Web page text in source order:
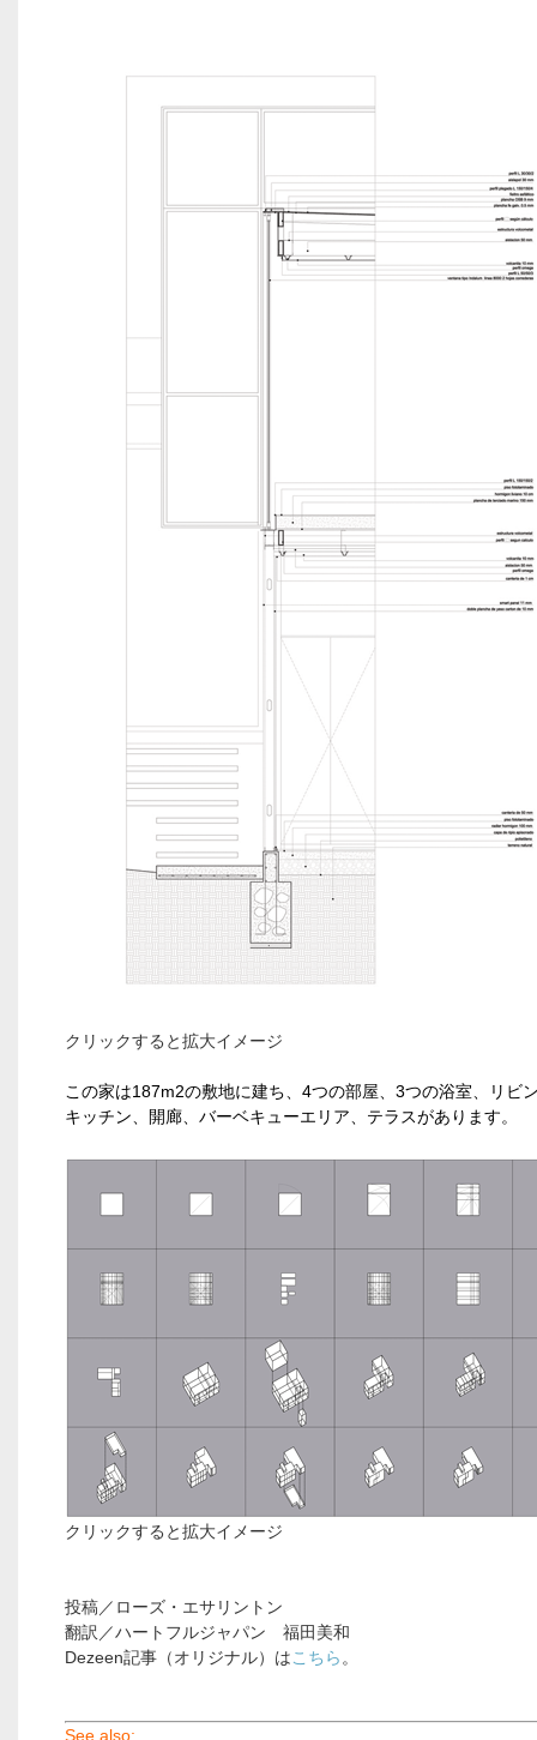
クリックすると拡大イメージ
この家は187m2の敷地に建ち、4つの部屋、3つの浴室、リビ
キッチン、開廊、バーベキューエリア、テラスがあります。
クリックすると拡大イメージ
投稿／ローズ・エサリントン
翻訳／ハートフルジャパン 福田美和
Dezeen記事（オリジナル）はこちら 。
See also: